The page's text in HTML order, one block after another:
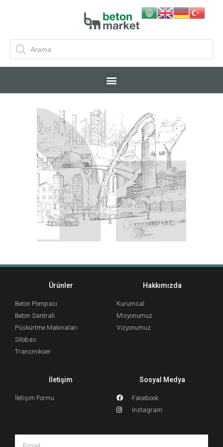
Ürünler
Beton Pompası
Beton Santrali
Püskürtme Makinaları
Silobas
Transmikser
Hakkımızda
Kurumsal
Misyonumuz
Vizyonumuz
İletişim
İletişim Formu
Sosyal Medya
Facebook
Instagram